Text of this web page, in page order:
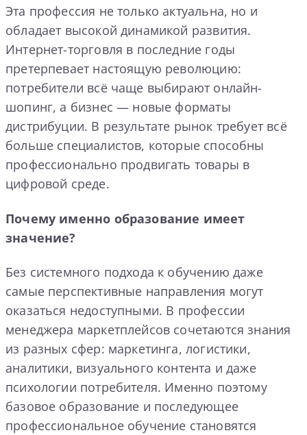
Эта профессия не только актуальна, но и
обладает высокой динамикой развития.
Интернет-торговля в последние годы
претерпевает настоящую революцию:
потребители всё чаще выбирают онлайн-
шопинг, а бизнес — новые форматы
дистрибуции. В результате рынок требует всё
больше специалистов, которые способны
профессионально продвигать товары в
цифровой среде.
Почему именно образование имеет
значение?
Без системного подхода к обучению даже
самые перспективные направления могут
оказаться недоступными. В профессии
менеджера маркетплейсов сочетаются знания
из разных сфер: маркетинга, логистики,
аналитики, визуального контента и даже
психологии потребителя. Именно поэтому
базовое образование и последующее
профессиональное обучение становятся